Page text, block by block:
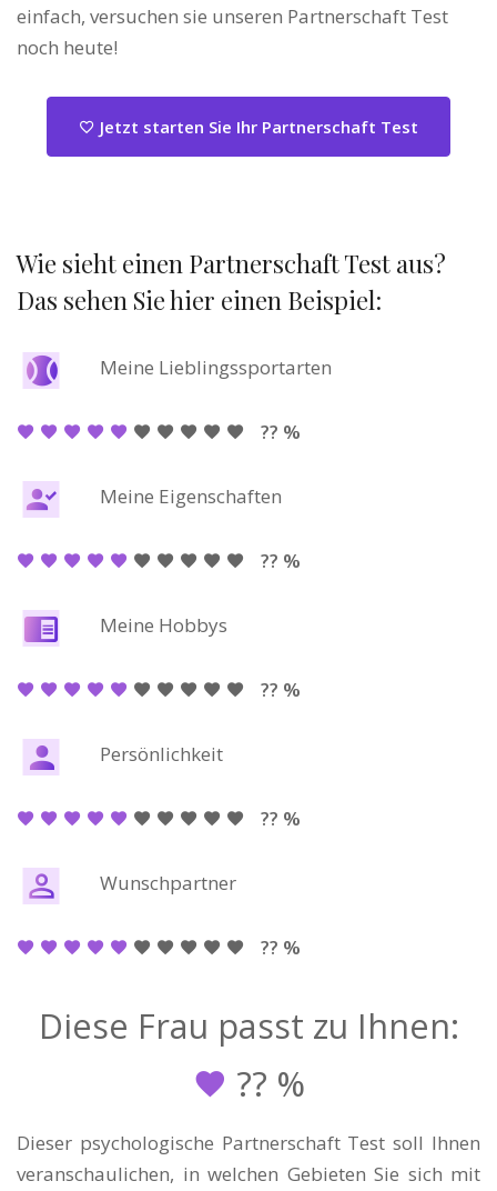
einfach, versuchen sie unseren Partnerschaft Test
noch heute!
Jetzt starten Sie Ihr Partnerschaft Test
Wie sieht einen Partnerschaft Test aus?
Das sehen Sie hier einen Beispiel:
Meine Lieblingssportarten
?? %
Meine Eigenschaften
?? %
Meine Hobbys
?? %
Persönlichkeit
?? %
Wunschpartner
?? %
Diese Frau passt zu Ihnen:
?? %
Dieser psychologische Partnerschaft Test soll Ihnen
veranschaulichen, in welchen Gebieten Sie sich mit